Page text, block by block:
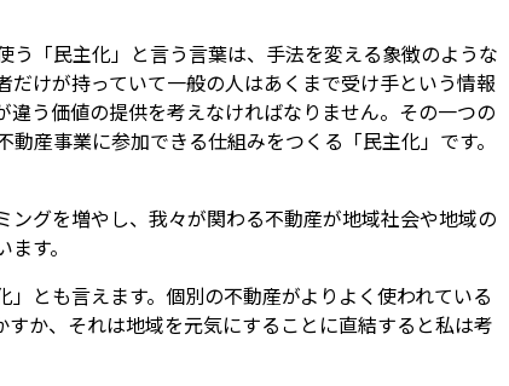
「民主化」と言う言葉は、手法を変える象徴のような
けが持っていて一般の人はあくまで受け手という情報
う価値の提供を考えなければなりません。その一つの
産事業に参加できる仕組みをつくる「民主化」です。
グを増やし、我々が関わる不動産が地域社会や地域の
す。
とも言えます。個別の不動産がよりよく使われている
か、それは地域を元気にすることに直結すると私は考